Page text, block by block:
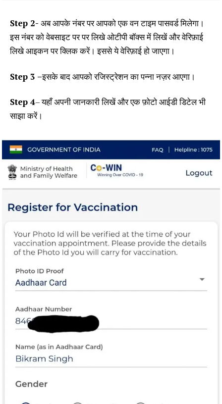
Step 2- अब आपके नंबर पर आपको एक वन टाइम पासवर्ड मिलेगा।
इस नंबर को वेबसाइट पर पर लिखे ओटीपी बॉक्स में लिखें और वेरिफ़ाई
लिखे आइकन पर क्लिक करें। इससे ये वेरिफ़ाई हो जाएगा।
Step 3 –इसके बाद आपको रजिस्ट्रेशन का पन्ना नज़र आएगा।
Step 4– यहाँ अपनी जानकारी लिखें और एक फ़ोटो आईडी डिटेल भी
साझा करें।